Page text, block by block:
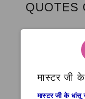
QUOTES
मास्टर जी
मास्टर जी के धांसू